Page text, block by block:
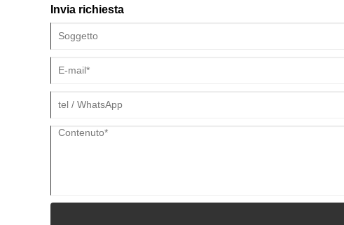
Invia richiesta